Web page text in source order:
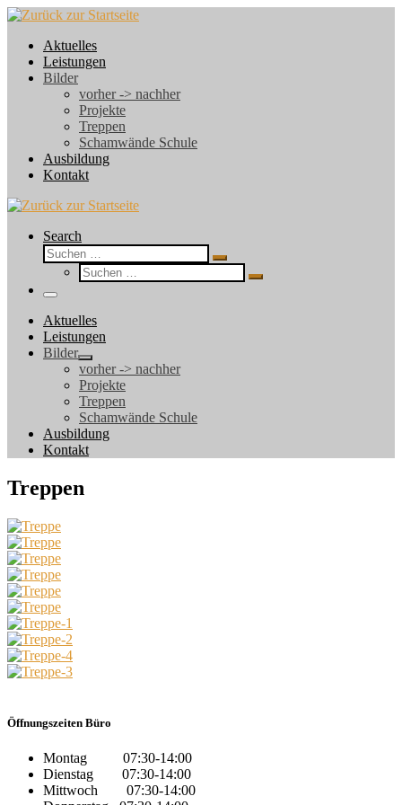
Zum
springenAktuelles
Leistungen
Bilder
vorher -> nachher
Projekte
Treppen
Schamwände Schule
Ausbildung
Kontakt
Search
Suche
Suchen …
Suche
Suchen …
Menü
Aktuelles
Leistungen
Bilder
vorher -> nachher
Projekte
Treppen
Schamwände Schule
Ausbildung
Kontakt
Treppen
Öffnungszeiten Büro
Montag 07:30-14:00
Dienstag 07:30-14:00
Mittwoch 07:30-14:00